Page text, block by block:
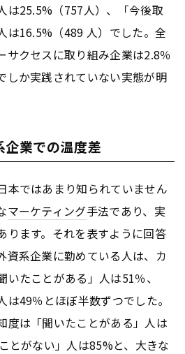
は25.5%（757人）、「今後取
は16.5%（489 人）でした。全
サクセスに取り組み企業は2.8％
しか実践されていない実態が明
業での温度差
本ではあまり知られていません
マーケティング手法であり、実
ります。それを表すように回答
資系企業に勤めている人は、カ
たことがある」人は51％、
は49％とほぼ半数ずつでした。
度は「聞いたことがある」人は
とがない」人は85%と、大きな